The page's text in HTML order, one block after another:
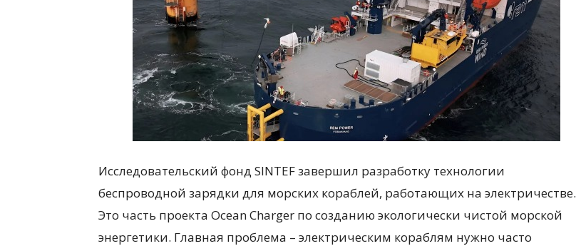
Исследовательский фонд SINTEF завершил разработку технологии
беспроводной зарядки для морских кораблей, работающих на электричестве.
Это часть проекта Ocean Charger по созданию экологически чистой морской
энергетики. Главная проблема – электрическим кораблям нужно часто